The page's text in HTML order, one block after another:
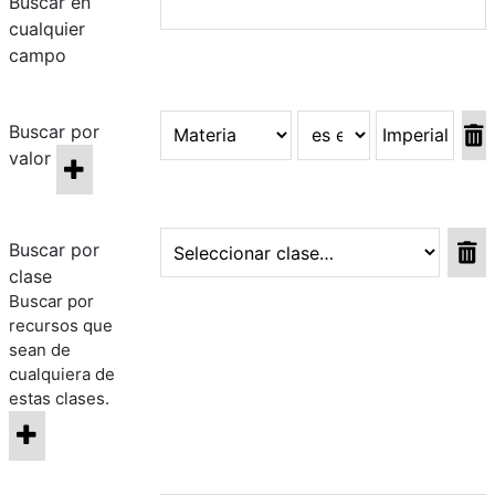
cualquier
campo
Buscar por
valor
Buscar por
clase
Buscar por
recursos que
sean de
cualquiera de
estas clases.